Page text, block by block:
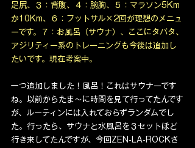
足尻、３：背腹、４：腕胸、５：マラソン5Km
か10Km、６：フットサル×2回が理想のメニュ
ーです。７：お風呂（サウナ）、ここにタバタ、
アジリティー系のトレーニングも今後は追加し
たいです。現在考案中。
一つ追加しました！風呂！これはサウナーです
ね。以前からたま〜に時間を見て行ってたんです
が、ルーティンには入れておらずランダムでし
た。行ったら、サウナと水風呂を３セットほど
行き来してたんですが、今回ZEN-LA-ROCKさ